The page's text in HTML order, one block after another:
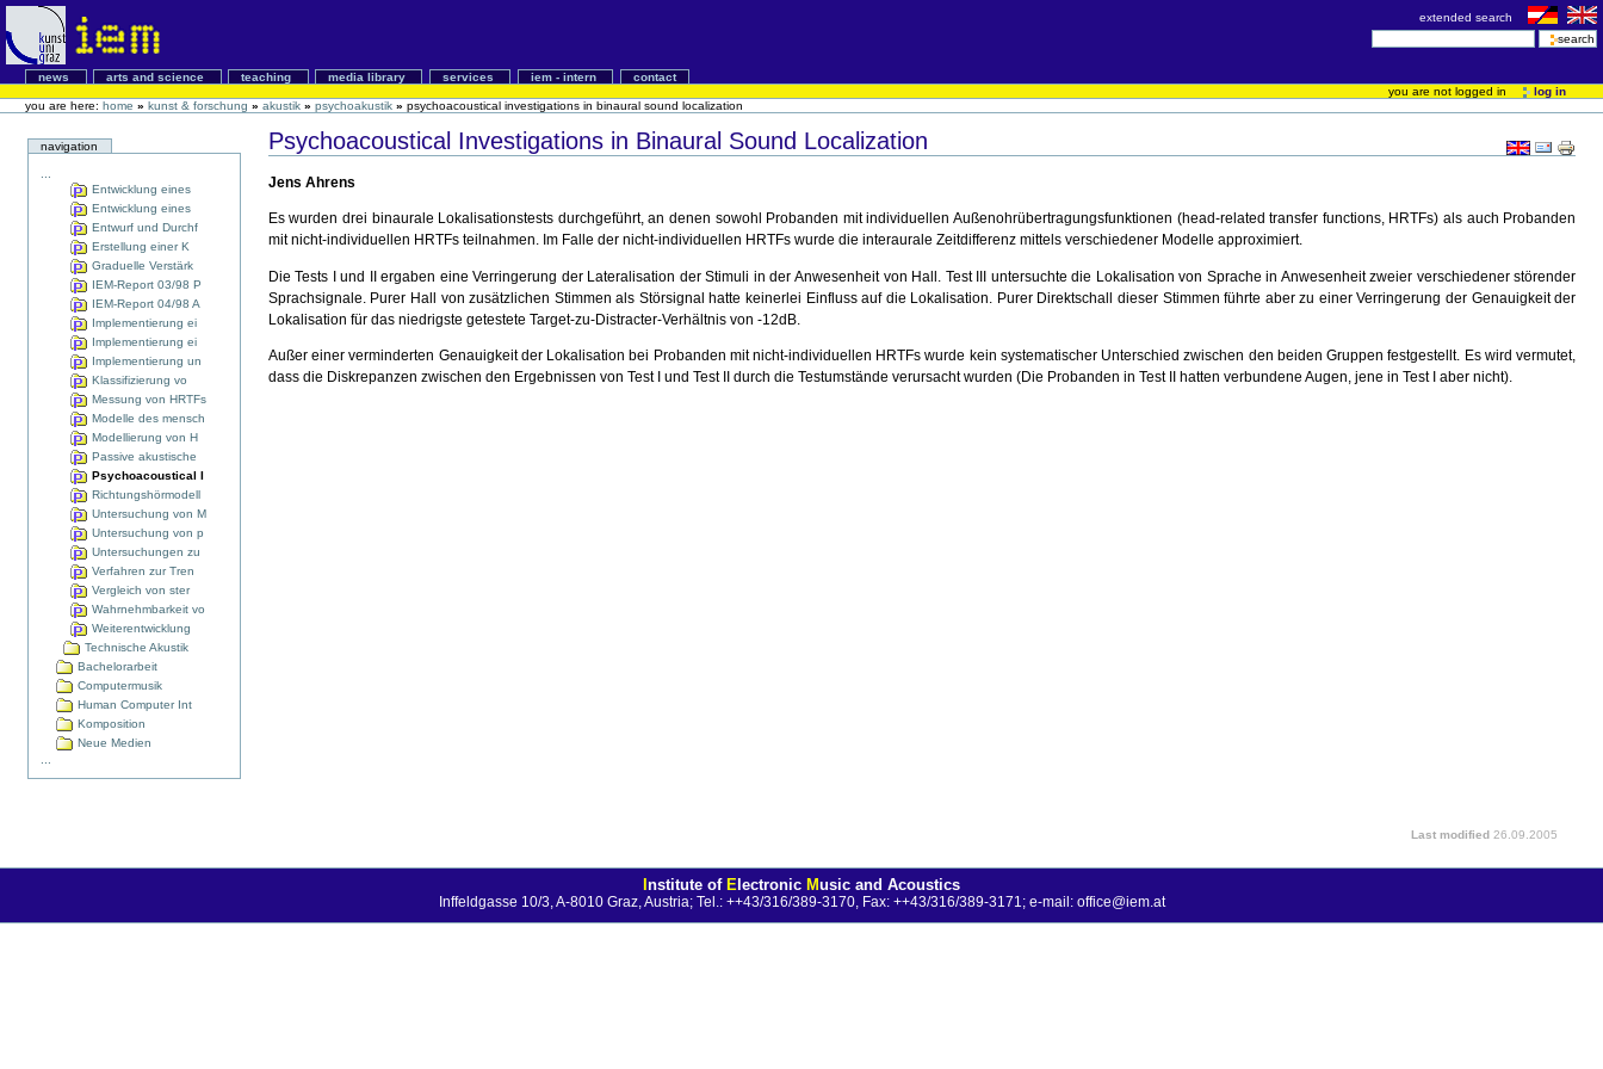
extended search
news arts and science teaching media library services iem - intern
contact
you are not logged in
log in
you are here: home » kunst & forschung » akustik » psychoakustik » psychoacoustical investigations in binaural sound localization
navigation
Entwicklung eines
Entwicklung eines
Entwurf und Durchf
Erstellung einer K
Graduelle Verstärk
IEM-Report 03/98 P
IEM-Report 04/98 A
Implementierung ei
Implementierung ei
Implementierung un
Klassifizierung vo
Messung von HRTFs
Modelle des mensch
Modellierung von H
Passive akustische
Psychoacoustical I
Richtungshörmodell
Untersuchung von M
Untersuchung von p
Untersuchungen zu
Verfahren zur Tren
Vergleich von ster
Wahrnehmbarkeit vo
Weiterentwicklung
Technische Akustik
Bachelorarbeit
Computermusik
Human Computer Int
Komposition
Neue Medien
Psychoacoustical Investigations in Binaural Sound Localization
Jens Ahrens
Es wurden drei binaurale Lokalisationstests durchgeführt, an denen sowohl Probanden mit individuellen Außenohrübertragungsfunktionen (head-related transfer functions, HRTFs) als auch Probanden
mit nicht-individuellen HRTFs teilnahmen. Im Falle der nicht-individuellen HRTFs wurde die interaurale Zeitdifferenz mittels verschiedener Modelle approximiert.
Die Tests I und II ergaben eine Verringerung der Lateralisation der Stimuli in der Anwesenheit von Hall. Test III untersuchte die Lokalisation von Sprache in Anwesenheit zweier verschiedener störender
Sprachsignale. Purer Hall von zusätzlichen Stimmen als Störsignal hatte keinerlei Einfluss auf die Lokalisation. Purer Direktschall dieser Stimmen führte aber zu einer Verringerung der Genauigkeit der
Lokalisation für das niedrigste getestete Target-zu-Distracter-Verhältnis von -12dB.
Außer einer verminderten Genauigkeit der Lokalisation bei Probanden mit nicht-individuellen HRTFs wurde kein systematischer Unterschied zwischen den beiden Gruppen festgestellt. Es wird vermutet,
dass die Diskrepanzen zwischen den Ergebnissen von Test I und Test II durch die Testumstände verursacht wurden (Die Probanden in Test II hatten verbundene Augen, jene in Test I aber nicht).
Last modified 26.09.2005
Institute of Electronic Music and Acoustics
Inffeldgasse 10/3, A-8010 Graz, Austria; Tel.: ++43/316/389-3170, Fax: ++43/316/389-3171; e-mail: office@iem.at